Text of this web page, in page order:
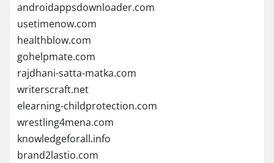
androidappsdownloader.com
usetimenow.com
healthblow.com
gohelpmate.com
rajdhani-satta-matka.com
writerscraft.net
elearning-childprotection.com
wrestling4mena.com
knowledgeforall.info
brand2lastio.com